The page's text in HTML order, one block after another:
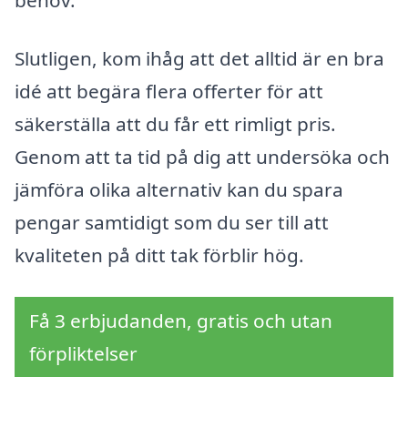
Slutligen, kom ihåg att det alltid är en bra
idé att begära flera offerter för att
säkerställa att du får ett rimligt pris.
Genom att ta tid på dig att undersöka och
jämföra olika alternativ kan du spara
pengar samtidigt som du ser till att
kvaliteten på ditt tak förblir hög.
Få 3 erbjudanden, gratis och utan
förpliktelser